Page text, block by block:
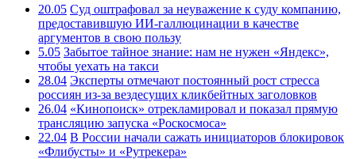
20.05 Суд оштрафовал за неуважение к суду компанию,
предоставившую ИИ-галлюцинации в качестве
аргументов в свою пользу
5.05 Забытое тайное знание: нам не нужен «Яндекс»,
чтобы уехать на такси
28.04 Эксперты отмечают постоянный рост стресса
россиян из-за вездесущих кликбейтных заголовков
26.04 «Кинопоиск» отрекламировал и показал прямую
трансляцию запуска «Роскосмоса»
22.04 В России начали сажать инициаторов блокировок
«Флибусты» и «Рутрекера»